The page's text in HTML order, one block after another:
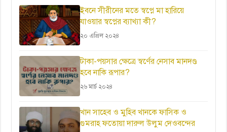
ইবনে সীরীনের মতে স্বপ্নে মা হারিয়ে
যাওয়ার স্বপ্নের ব্যাখ্যা কী?
২০ এপ্রিল ২০২৪
টাকা-পয়সার ক্ষেত্রে স্বর্ণের নেসাব মানদণ্ড
হবে নাকি রূপার?
২৬ মার্চ ২০২৪
খান সাহেব ও মুহিব খানকে ফাসিক ও
গুমরাহ ফতোয়া দারুল উলুম দেওবন্দের